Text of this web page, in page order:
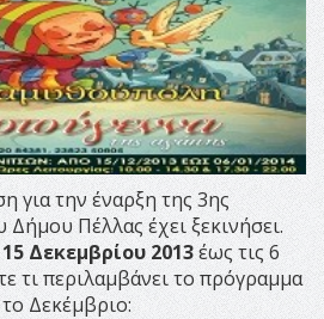
για την έναρξη της 3ης
Πέλλας έχει ξεκινήσει.
15 Δεκεμβρίου 2013έως τις 6
τι περιλαμβάνει το πρόγραμμα
Δεκέμβριο: